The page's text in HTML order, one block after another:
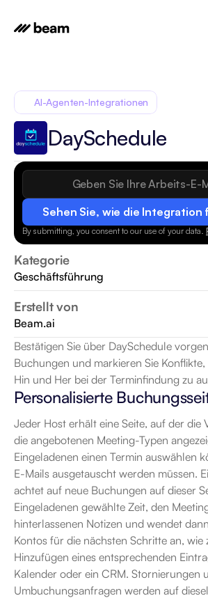
Sehen Sie, wie die
By submitting, you consent to our use of your data.
Kategorie
Geschäftsführung
Erstellt von
Beam.ai
AI-Agenten-Integrationen
DaySchedule
Bestätigen Sie über DaySchedule
Buchungen und markieren Sie
Hin und Her bei der Terminfindung zu
Personalisierte
Jeder Host erhält eine Seite, auf der die
die angebotenen Meeting-Typen
Eingeladenen einen Termin auswählen
E-Mails ausgetauscht werden müssen.
achtet auf neue Buchungen auf dieser
Eingeladenen gewählte Zeit, den
hinterlassenen Notizen und wendet
Kontos für die nächsten Schritte an, wie
Hinzufügen eines entsprechenden
Kalender oder ein CRM. Stornierungen
Umbuchungsanfragen werden auf